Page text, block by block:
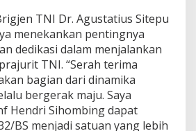
TNI Dr. Agustatius Sitepu
menekankan pentingnya
dedikasi dalam menjalankan
TNI. “Serah terima
bagian dari dinamika
bergerak maju. Saya
Hendri Sihombing dapat
BS menjadi satuan yang lebih